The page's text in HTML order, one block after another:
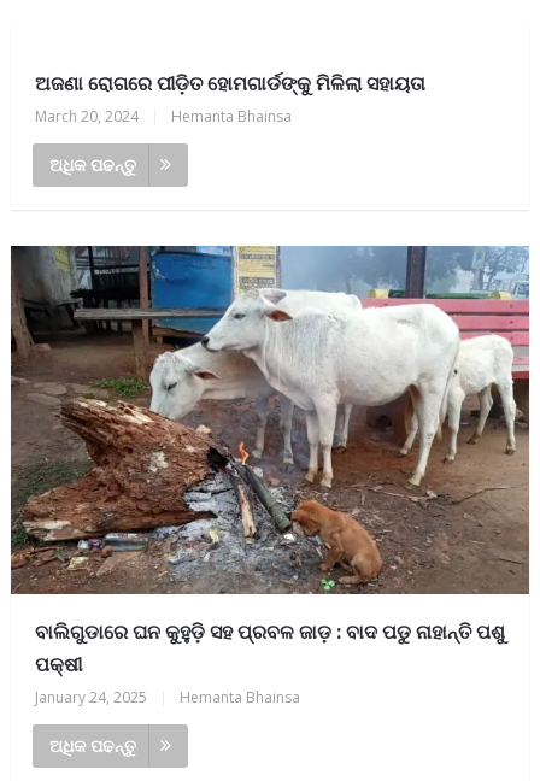
ଅଜଣା ରୋଗରେ ପୀଡ଼ିତ ହୋମଗାର୍ଡଙ୍କୁ ମିଳିଲା ସହାୟତା
March 20, 2024 Hemanta Bhainsa
ଅଧିକ ପଢନ୍ତୁ
ବାଲିଗୁଡାରେ ଘନ କୁହୁଡ଼ି ସହ ପ୍ରବଳ ଜାଡ଼ : ବାଦ ପଡୁ ନାହାନ୍ତି ପଶୁ
ପକ୍ଷୀ
January 24, 2025 Hemanta Bhainsa
ଅଧିକ ପଢନ୍ତୁ